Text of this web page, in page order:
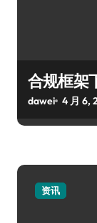
合规框架
dawei 4 月 6,
资讯